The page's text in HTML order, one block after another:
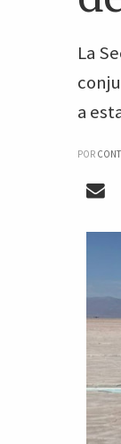
La
a
POR